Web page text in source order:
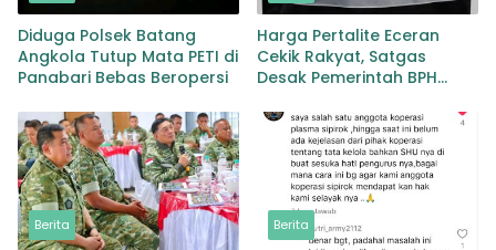
Diduga Polsek Batang
Angkola Tutup Mata PETI di
Panabari Bebas Beropersi
Harga Pertalite Eceran
Cekik Rakyat, Satgas
Desak Pemerintah BPH
Berita Berita